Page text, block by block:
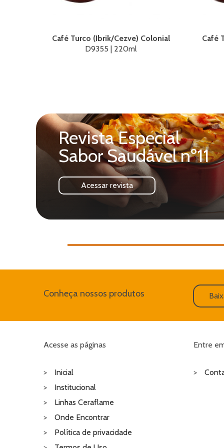
Café Turco (Ibrik/Cezve) Colonial
D9355 | 220ml
Café
Revista Especial
Sabor Saudável nº11
Acessar revista
Conheça nossos produtos
Acesse as páginas
Inicial
Institucional
Linhas Ceraflame
Onde Encontrar
Política de privacidade
Entre